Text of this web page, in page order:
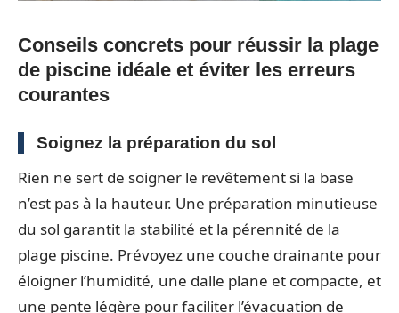
Conseils concrets pour réussir la plage
de piscine idéale et éviter les erreurs
courantes
Soignez la préparation du sol
Rien ne sert de soigner le revêtement si la base
n’est pas à la hauteur. Une préparation minutieuse
du sol garantit la stabilité et la pérennité de la
plage piscine. Prévoyez une couche drainante pour
éloigner l’humidité, une dalle plane et compacte, et
une pente légère pour faciliter l’évacuation de